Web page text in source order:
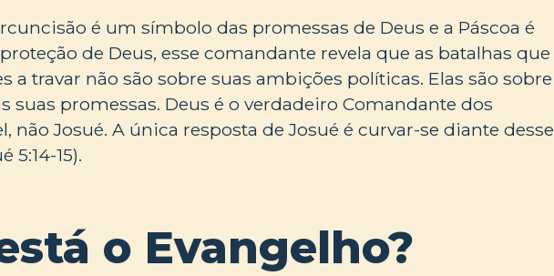
é um símbolo das promessas de Deus e a Páscoa é
de Deus, esse comandante revela que as batalhas que
a travar não são sobre suas ambições políticas. Elas são sobre
suas promessas. Deus é o verdadeiro Comandante dos
não Josué. A única resposta de Josué é curvar-se diante desse
5:14-15).
o Evangelho?